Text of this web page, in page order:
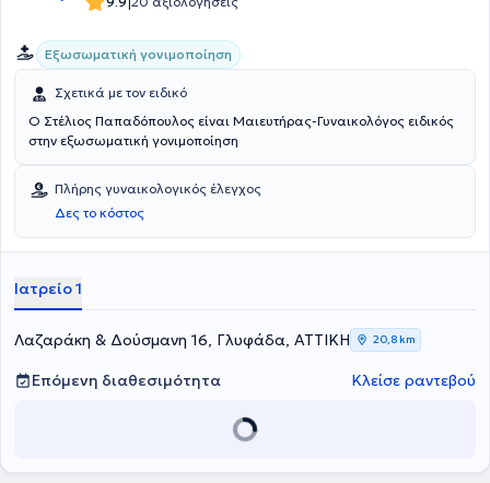
Εξωσωματική γονιμοποίηση
Σχετικά με τον ειδικό
Ο Στέλιος Παπαδόπουλος είναι Μαιευτήρας-Γυναικολόγος ειδικός
στην εξωσωματική γονιμοποίηση
Πλήρης γυναικολογικός έλεγχος
Δες το κόστος
Ιατρείο 1
Λαζαράκη & Δούσμανη 16, Γλυφάδα, ΑΤΤΙΚΗ 20,8 km
Επόμενη διαθεσιμότητα Κλείσε ραντεβού